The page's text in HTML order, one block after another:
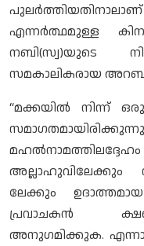
എന്നര്‍ത്ഥമുള്ള
നബി(സ്വ)യുടെ
സമകാലികരായ
“മക്കയില്‍ നിന്ന്
അല്ലാഹുവിലേക്കും
ലേക്കും
പ്രവാചകന്‍
അനുഗമിക്കുക.